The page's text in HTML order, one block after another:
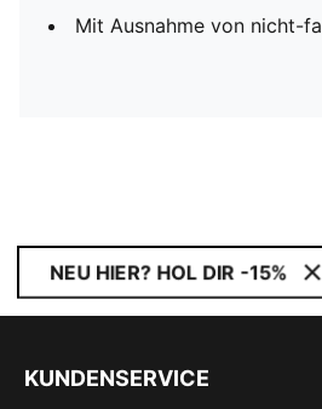
Mit Ausnahme von nicht-
NEU HIER? HOL DIR -15%
KUNDENSERVICE